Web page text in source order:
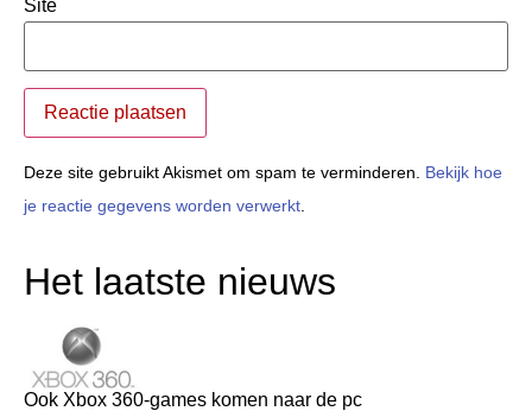
Site
Deze site gebruikt Akismet om spam te verminderen. Bekijk hoe
je reactie gegevens worden verwerkt
Het laatste nieuws
Ook Xbox 360-games komen naar de pc